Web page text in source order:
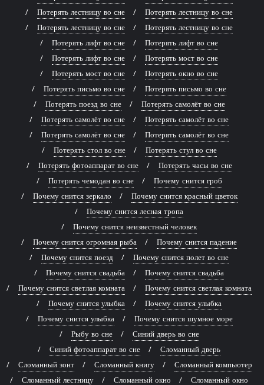
Потерять лестницу во сне
Потерять лестницу во сне
Потерять лестницу во сне
Потерять лестницу во сне
Потерять лифт во сне
Потерять лифт во сне
Потерять лифт во сне
Потерять мост во сне
Потерять мост во сне
Потерять окно во сне
Потерять письмо во сне
Потерять письмо во сне
Потерять поезд во сне
Потерять самолёт во сне
Потерять самолёт во сне
Потерять самолёт во сне
Потерять самолёт во сне
Потерять самолёт во сне
Потерять стол во сне
Потерять стул во сне
Потерять фотоаппарат во сне
Потерять часы во сне
Потерять чемодан во сне
Почему снится гроб
Почему снится зеркало
Почему снится красный цветок
Почему снится лесная тропа
Почему снится неизвестный человек
Почему снится огромная рыба
Почему снится падение
Почему снится поезд
Почему снится полет во сне
Почему снится свадьба
Почему снится свадьба
Почему снится светлая комната
Почему снится светлая комната
Почему снится улыбка
Почему снится улыбка
Почему снится улыбка
Почему снится шумное море
Рыбу во сне
Синий дверь во сне
Синий фотоаппарат во сне
Сломанный дверь
Сломанный зонт
Сломанный книгу
Сломанный компьютер
Сломанный лестницу
Сломанный окно Сломанный окно